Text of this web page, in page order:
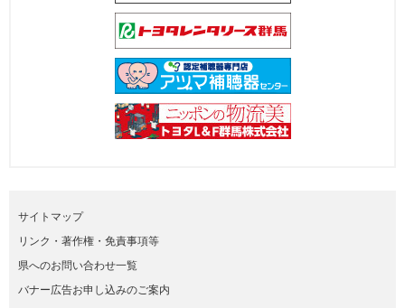
サイトマップ
リンク・著作権・免責事項等
県へのお問い合わせ一覧
バナー広告お申し込みのご案内